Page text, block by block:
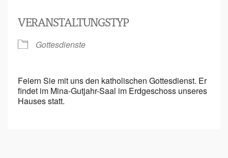
VERANSTALTUNGSTYP
Gottesdienste
Feiern Sie mit uns den katholischen Gottesdienst. Er
findet im Mina-Gutjahr-Saal im Erdgeschoss unseres
Hauses statt.